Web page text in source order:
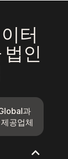
터
인
과
공업체